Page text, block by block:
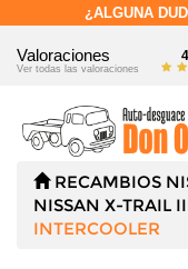
¿ALGUNA
Valoraciones
Ver todas las valoraciones
RECAMBIOS
NISSAN X-TRAIL
INTERCOOLER